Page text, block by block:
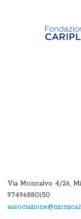
Via Moncalvo 4/26,
97496880150